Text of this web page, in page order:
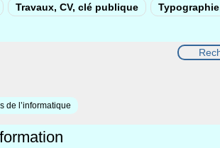
Travaux, CV, clé publique
de l’informatique